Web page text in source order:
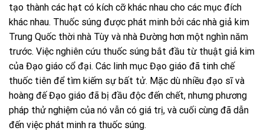
tạo thành các hạt có kích cỡ khác nhau cho các mục đích
khác nhau. Thuốc súng được phát minh bởi các nhà giả kim
Trung Quốc thời nhà Tùy và nhà Đường hơn một nghìn năm
trước. Việc nghiên cứu thuốc súng bắt đầu từ thuật giả kim
của Đạo giáo cổ đại. Các linh mục Đạo giáo đã tinh chế
thuốc tiên để tìm kiếm sự bất tử. Mặc dù nhiều đạo sĩ và
hoàng đế Đạo giáo đã bị đầu độc đến chết, nhưng phương
pháp thử nghiệm của nó vẫn có giá trị, và cuối cùng đã dẫn
đến việc phát minh ra thuốc súng.